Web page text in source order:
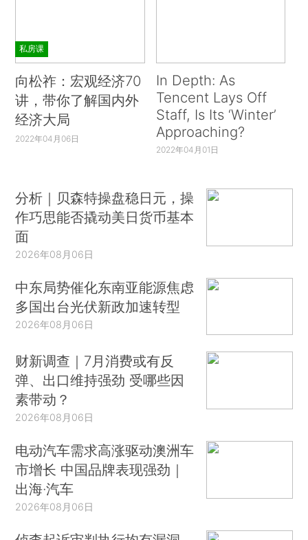
私房课
向松祚：宏观经济70
讲，带你了解国内外
经济大局
2022年04月06日
In Depth: As
Tencent Lays Off
Staff, Is Its ‘Winter’
Approaching?
2022年04月01日
分析｜贝森特操盘稳日元，操
作巧思能否撬动美日货币基本
面
2026年08月06日
中东局势催化东南亚能源焦虑
多国出台光伏新政加速转型
2026年08月06日
财新调查｜7月消费或有反
弹、出口维持强劲 受哪些因
素带动？
2026年08月06日
电动汽车需求高涨驱动澳洲车
市增长 中国品牌表现强劲｜
出海·汽车
2026年08月06日